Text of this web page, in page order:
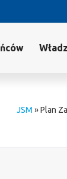
JSM »Plan